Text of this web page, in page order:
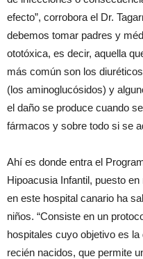
efecto”, corrobora el Dr.
debemos tomar padres y
ototóxica, es decir, aquella
más común son los
(los aminoglucósidos) y
el daño se produce cuando
fármacos y sobre todo si se
Ahí es donde entra el
Hipoacusia Infantil, puesto
en este hospital canario ha
niños. “Consiste en un
hospitales cuyo objetivo es
recién nacidos, que permite